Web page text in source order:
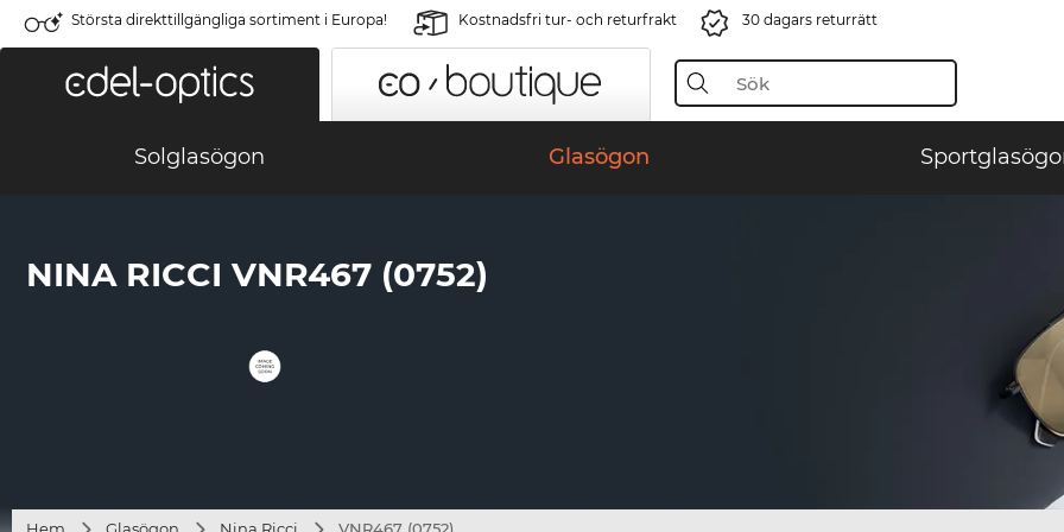
Största direkttillgängliga sortiment i Europa! Kostnadsfri tur- och returfrakt 30 dagars returrätt
Solglasögon Glasögon
NINA RICCI VNR467 (0752)